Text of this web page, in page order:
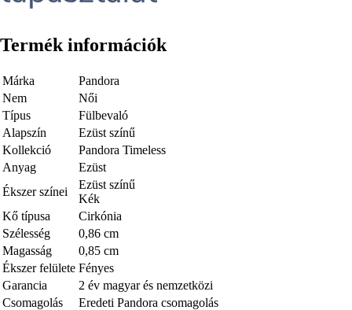
Termék információk
Márka
Pandora
Nem
Női
Típus
Fülbevaló
Alapszín
Ezüst színű
Kollekció
Pandora Timeless
Anyag
Ezüst
Ékszer színei
Ezüst színű
Kék
Kő típusa
Cirkónia
Szélesség
0,86 cm
Magasság
0,85 cm
Ékszer felülete Fényes
Garancia
2 év magyar és nemzetközi
Csomagolás
Eredeti Pandora csomagolás